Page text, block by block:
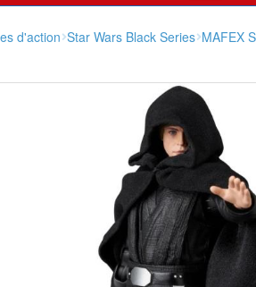
d'action Star Wars Black Series MAFEX